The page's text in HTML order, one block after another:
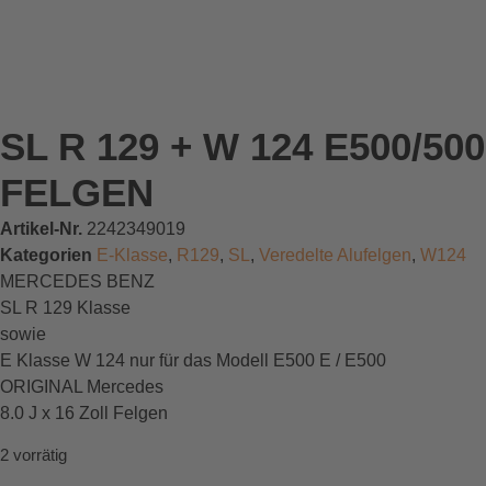
SL R 129 + W 124 E500/
FELGEN
Artikel-Nr. 2242349019
Kategorien E-Klasse, R129, SL , Veredelte Alufelgen, W124
MERCEDES BENZ
SL R 129 Klasse
sowie
E Klasse W 124 nur für das Modell E500 E / E500
ORIGINAL Mercedes
8.0 J x 16 Zoll Felgen
2 vorrätig